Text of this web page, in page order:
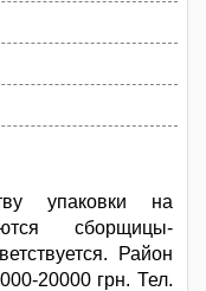
упаковки на
сборщицы-
Район
20000 грн. Тел.